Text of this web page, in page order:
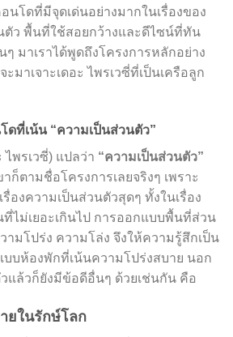
อนโดที่มีจุดเด่นอย่างมากในเรื่องของ
ตัว พื้นที่ใช้สอยกว้างและดีไซน์ที่ทัน
มาเราได้พูดถึงโครงการหลักอย่าง
มาเจาะเดอะ ไพรเวซี่ที่เป็นเครือลูก
ดที่เน้น “ความเป็นส่วนตัว”
พรเวซี่) แปลว่า “ความเป็นส่วนตัว”
ก็ตามชื่อโครงการเลยจริงๆ เพราะ
รื่องความเป็นส่วนตัวสุดๆ ทั้งในเรื่อง
ไม่เยอะเกินไป การออกแบบพื้นที่ส่วน
มโปร่ง ความโล่ง จึงให้ความรู้สึกเป็น
บห้องพักที่เน้นความโปร่งสบาย นอก
แล้วก็ยังมีข้อดีอื่นๆ ด้วยเช่นกัน คือ
ในรักษ์โลก